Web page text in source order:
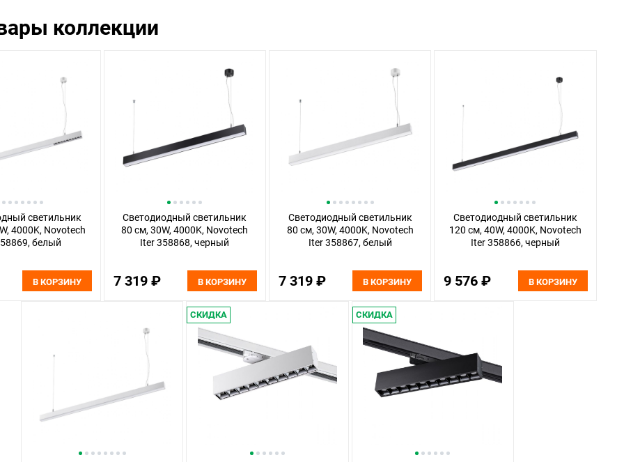
коллекции
светильник
4000K, Novotech
белый
В КОРЗИНУ
Светодиодный светильник
80 см, 30W, 4000K, Novotech
Iter 358868, черный
7 319 ₽ В КОРЗИНУ
Светодиодный светильник
80 см, 30W, 4000K, Novotech
Iter 358867, белый
7 319 ₽ В КОРЗИНУ
Светодиодный светильник
120 см, 40W, 4000K, Novotech
Iter 358866, черный
9 576 ₽ В КОРЗИНУ
СКИДКА СКИДКА